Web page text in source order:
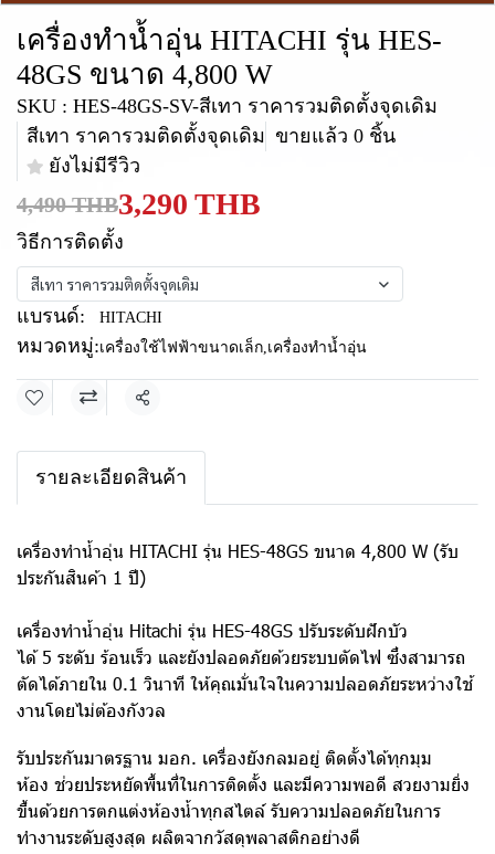
เครื่องทำน้ำอุ่น HITACHI รุ่น HES-
48GS ขนาด 4,800 W
SKU : HES-48GS-SV-สีเทา ราคารวมติดตั้งจุดเดิม
สีเทา ราคารวมติดตั้งจุดเดิม ขายแล้ว 0 ชิ้น
ยังไม่มีรีวิว
4,490 THB3,290 THB
วิธีการติดตั้ง
สีเทา ราคารวมติดตั้งจุดเดิม
แบรนด์: HITACHI
หมวดหมู่:เครื่องใช้ไฟฟ้าขนาดเล็ก,เครื่องทำน้ำอุ่น
แชร์
รายละเอียดสินค้า
เครื่องทำน้ำอุ่น HITACHI รุ่น HES-48GS ขนาด 4,800 W (รับ
ประกันสินค้า 1 ปี)
เครื่องทำน้ำอุ่น Hitachi รุ่น HES-48GS ปรับระดับฝักบัว
ได้ 5 ระดับ ร้อนเร็ว และยังปลอดภัยด้วยระบบตัดไฟ ซึ่งสามารถ
ตัดได้ภายใน 0.1 วินาที ให้คุณมั่นใจในความปลอดภัยระหว่างใช้
งานโดยไม่ต้องกังวล
รับประกันมาตรฐาน มอก. เครื่องยังกลมอยู่ ติดตั้งได้ทุกมุม
ห้อง ช่วยประหยัดพื้นที่ในการติดตั้ง และมีความพอดี สวยงามยิ่ง
ขึ้นด้วยการตกแต่งห้องน้ำทุกสไตล์ รับความปลอดภัยในการ
ทำงานระดับสูงสุด ผลิตจากวัสดุพลาสติกอย่างดี